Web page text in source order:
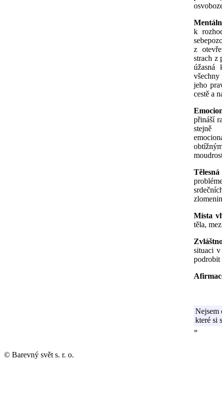
k
z
strach z
úžasná
všechny
jeho
cestě a
přináší
stejně
Místa
těla,
situaci v
podrobit
Nejsem
které si
»
© Barevný svět s. r. o.